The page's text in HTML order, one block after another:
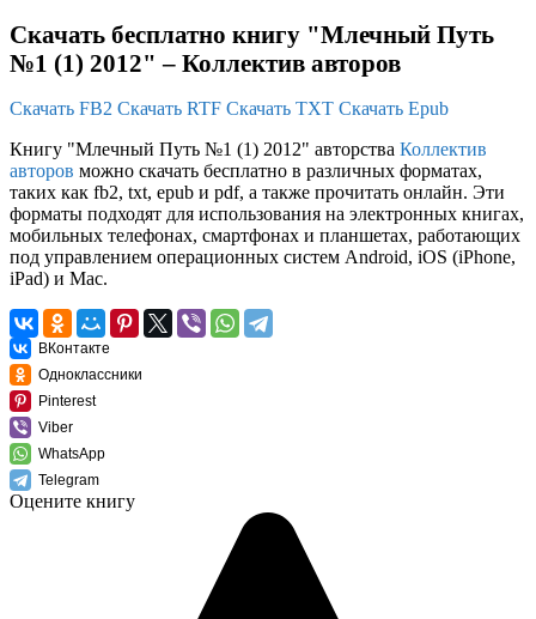
Скачать бесплатно книгу "Млечный Путь
№1 (1) 2012" – Коллектив авторов
Скачать FB2 Скачать RTF Скачать TXT Скачать Epub
Книгу "Млечный Путь №1 (1) 2012" авторства Коллектив
авторов можно скачать бесплатно в различных форматах,
таких как fb2, txt, epub и pdf, а также прочитать онлайн. Эти
форматы подходят для использования на электронных книгах,
мобильных телефонах, смартфонах и планшетах, работающих
под управлением операционных систем Android, iOS (iPhone,
iPad) и Mac.
ВКонтакте
Одноклассники
Pinterest
Viber
WhatsApp
Telegram
Оцените книгу